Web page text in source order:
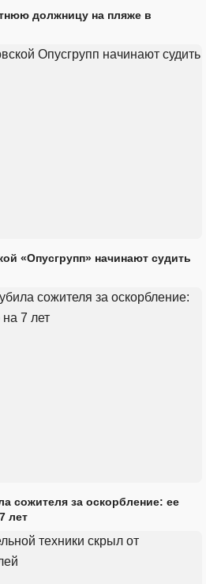
должницу на пляже в
«Опусгрупп» начинают судить
сожителя за оскорбление: ее
лет